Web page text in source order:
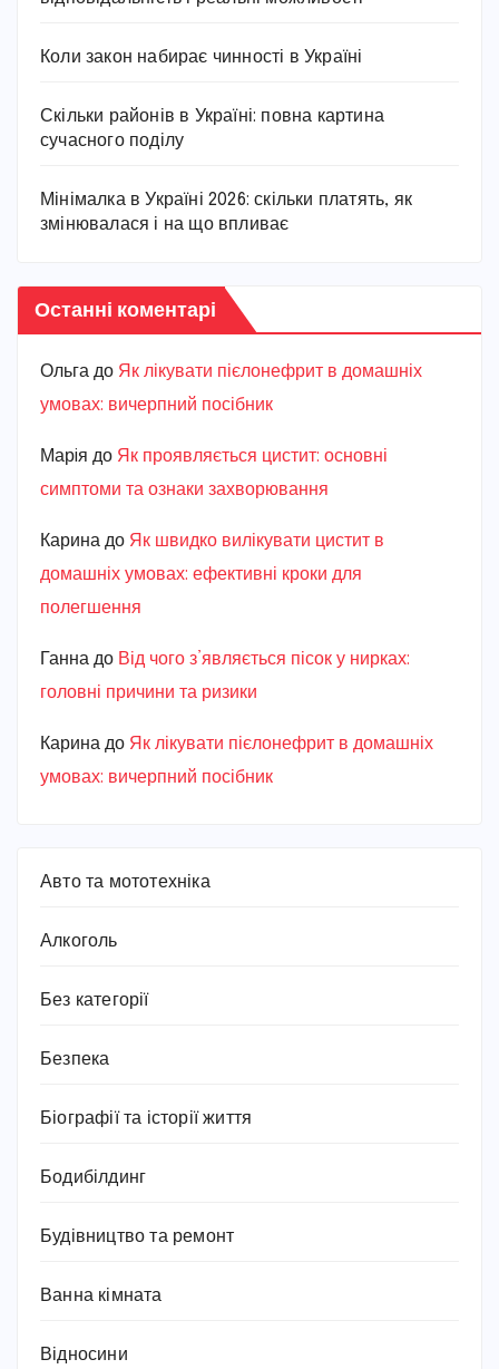
Коли закон набирає чинності в Україні
Скільки районів в Україні: повна картина
сучасного поділу
Мінімалка в Україні 2026: скільки платять, як
змінювалася і на що впливає
Останні коментарі
Ольга до Як лікувати пієлонефрит в домашніх
умовах: вичерпний посібник
Марiя до Як проявляється цистит: основні
симптоми та ознаки захворювання
Карина до Як швидко вилікувати цистит в
домашніх умовах: ефективні кроки для
полегшення
Ганна до Від чого з’являється пісок у нирках:
головні причини та ризики
Карина до Як лікувати пієлонефрит в домашніх
умовах: вичерпний посібник
Авто та мототехніка
Алкоголь
Без категорії
Безпека
Біографії та історії життя
Бодибілдинг
Будівництво та ремонт
Ванна кімната
Відносини